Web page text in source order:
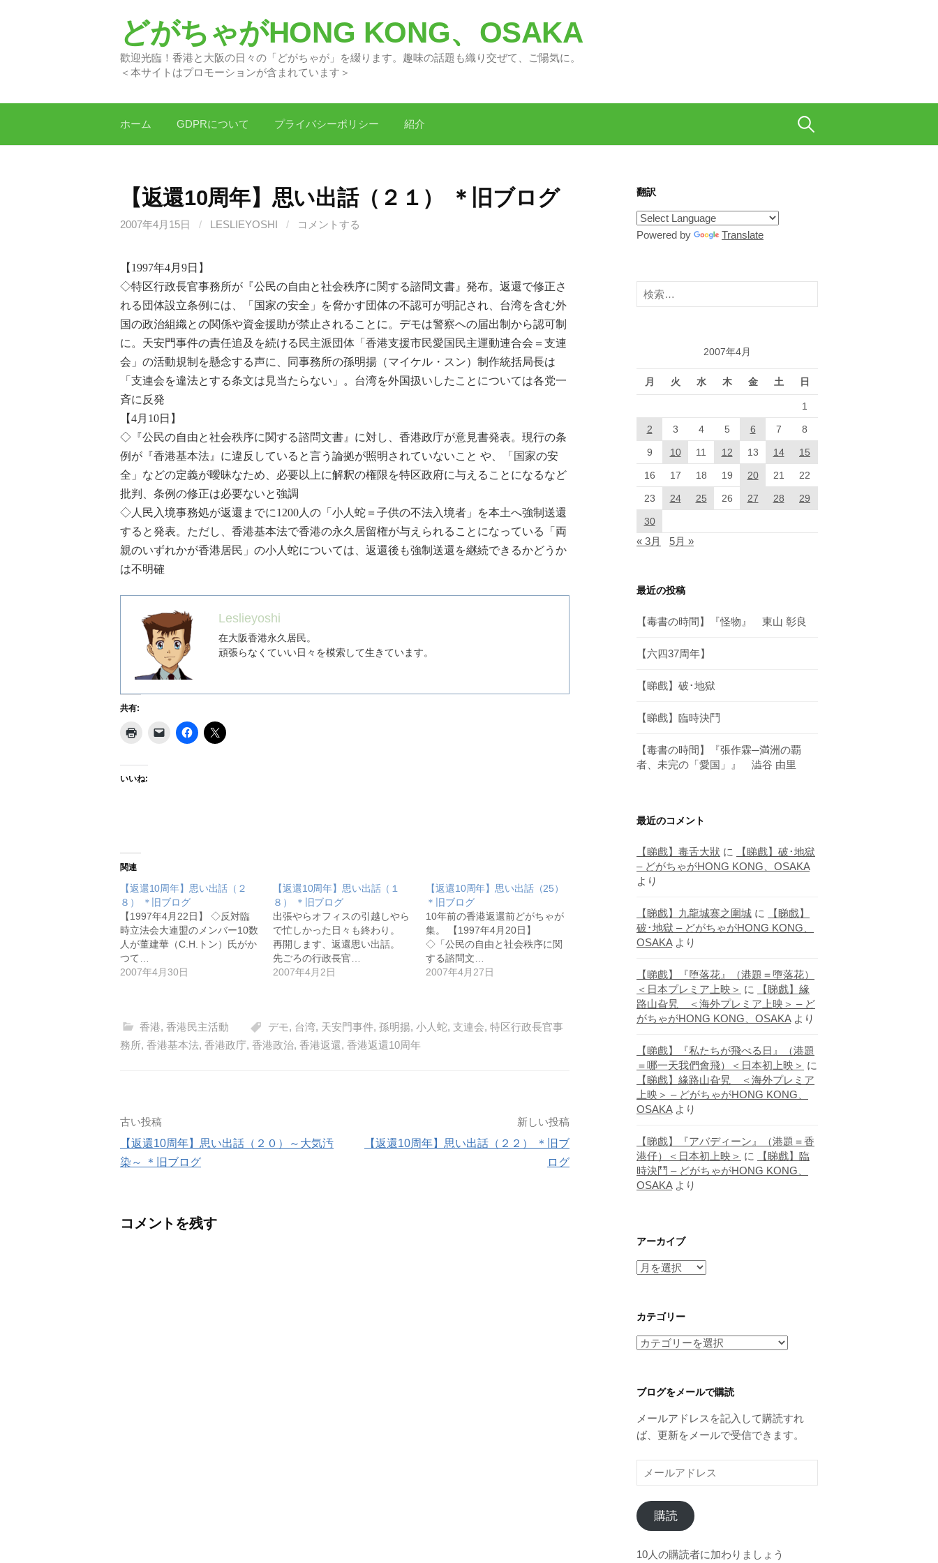
へ
どがちゃがHONG KONG、OSAKA
歡迎光臨！香港と大阪の日々の「どがちゃが」を綴ります。趣味の話題も織り交ぜて、ご陽気に。
＜本サイトはプロモーションが含まれています＞
ホーム GDPRについて プライバシーポリシー 紹介 検
【返還10周年】思い出話（２１） ＊旧ブログ
2007年4月15日 / LESLIEYOSHI / コメントする
【1997年4月9日】
◇特区行政長官事務所が『公民の自由と社会秩序に関する諮問文書』発布。返還で修正さ
れる団体設立条例には、「国家の安全」を脅かす団体の不認可が明記され、 台湾を含む外
国の政治組織との関係や資金援助が禁止されることに。デモは警察への届出制から認可制
に。 天安門事件の責任追及を続ける民主派団体「香港支援市民愛国民主運動連合会＝支連
会」の活動規制を懸念する声に、同事務所の孫明揚（マイケル・スン）制作統括局長は
「支連会を違法とする条文は見当たらない」。 台湾を外国扱いしたことについては各党一
斉に反発
【4月10日】
◇『公民の自由と社会秩序に関する諮問文書』に対し、香港政庁が意見書発表。現行の条
例が『香港基本法』に違反していると言う論拠が照明されていないこと や、「国家の安
全」などの定義が曖昧なため、必要以上に解釈の権限を特区政府に与えることになるなど
批判、条例の修正は必要ないと強調
◇人民入境事務処が返還までに1200人の「小人蛇＝子供の不法入境者」を本土へ強制送還
すると発表。ただし、香港基本法で香港の永久居留権が与えられることになっている「両
親のいずれかが香港居民」の小人蛇については、返還後も強制送還を継続できるかどうか
は不明確
Leslieyoshi
在大阪香港永久居民。
頑張らなくていい日々を模索して生きています。
共有:
いいね:
関連
【返還10周年】思い出話（２
８） ＊旧ブログ
【1997年4月22日】 ◇反対臨
時立法会大連盟のメンバー10数
人が董建華（C.H.トン）氏がか
つて…
2007年4月30日
【返還10周年】思い出話（１
８） ＊旧ブログ
出張やらオフィスの引越しやら
で忙しかった日々も終わり。
再開します、返還思い出話。
先ごろの行政長官…
2007年4月2日
【返還10周年】思い出話（25）
＊旧ブログ
10年前の香港返還前どがちゃが
集。 【1997年4月20日】
◇「公民の自由と社会秩序に関
する諮問文…
2007年4月27日
香港, 香港民主活動 デモ, 台湾, 天安門事件, 孫明揚, 小人蛇, 支連会, 特区行政長官事
務所, 香港基本法, 香港政庁, 香港政治, 香港返還, 香港返還10周年
投
稿
ビ
古い投稿
【返還10周年】思い出話（２０）～大気汚
染～ ＊旧ブログ
新しい投稿
【返還10周年】思い出話（２２） ＊旧ブ
ログ
コメントを残す
翻訳
Powered by Translate
検
索:
2007年4月
月 火 水 木 金 土 日
1
2 3 4 5 6 7 8
9 10 11 12 13 14 15
16 17 18 19 20 21 22
23 24 25 26 27 28 29
30
« 3月 5月 »
最近の投稿
【毒書の時間】『怪物』 東山 彰良
【六四37周年】
【睇戲】破･地獄
【睇戲】臨時決鬥
【毒書の時間】『張作霖─満洲の覇
者、未完の「愛国」』 澁谷 由里
最近のコメント
【睇戲】毒舌大狀 に
【睇戲】破･地獄
– どがちゃがHONG KONG、OSAKA
より
【睇戲】九龍城寨之圍城 に
【睇戲】
破･地獄 – どがちゃがHONG KONG、
OSAKAより
【睇戲】『堕落花』（港題＝墮落花）
＜日本プレミア上映＞ に
【睇戲】緣
路山旮旯 ＜海外プレミア上映＞ – ど
がちゃがHONG KONG、OSAKAより
【睇戲】『私たちが飛べる日』（港題
＝哪一天我們會飛）＜日本初上映＞ に
【睇戲】緣路山旮旯 ＜海外プレミア
上映＞ – どがちゃがHONG KONG、
OSAKAより
【睇戲】『アバディーン』（港題＝香
港仔）＜日本初上映＞ に
【睇戲】臨
時決鬥 – どがちゃがHONG KONG、
OSAKAより
アーカイブ
ア
イ
ブ
カテゴリー
カ
リ
ブログをメールで購読
メールアドレスを記入して購読すれ
ば、更新をメールで受信できます。
ー
ル
ア
ド
レ
購読
10人の購読者に加わりましょう